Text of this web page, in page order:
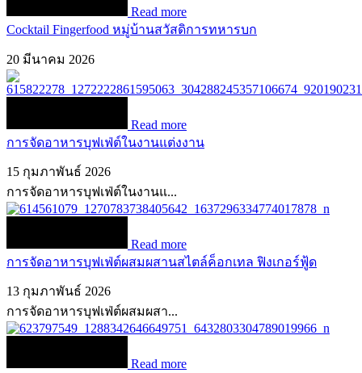
Read more
Cocktail Fingerfood หมู่บ้านสวัสดิการทหารบก
20 มีนาคม 2026
Read more
การจัดอาหารบุฟเฟ่ต์ในงานแต่งงาน
15 กุมภาพันธ์ 2026
การจัดอาหารบุฟเฟ่ต์ในงานแ...
Read more
การจัดอาหารบุฟเฟ่ต์ผสมผสานสไตล์ค็อกเทล ฟิงเกอร์ฟู้ด
13 กุมภาพันธ์ 2026
การจัดอาหารบุฟเฟ่ต์ผสมผสา...
Read more